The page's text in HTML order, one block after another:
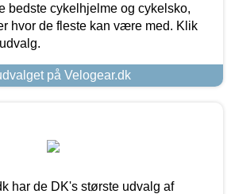
bedste cykelhjelme og cykelsko,
hvor de fleste kan være med. Klik
på Velogear.dk
har de DK's største udvalg af